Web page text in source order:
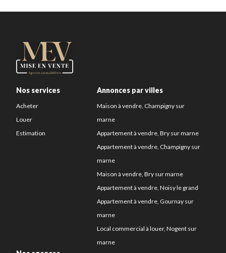
Nos services
Acheter
Louer
Estimation
Annonces par villes
Maison à vendre, Champigny sur
marne
Appartement à vendre, Bry sur marne
Appartement à vendre, Champigny sur
marne
Maison à vendre, Bry sur marne
Appartement à vendre, Noisy le grand
Appartement à vendre, Gournay sur
marne
Local commercial à louer, Nogent sur
marne